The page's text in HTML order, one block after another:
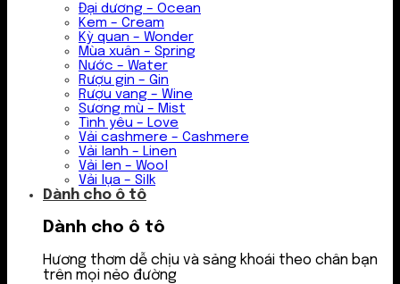
Đại dương – Ocean
Kem – Cream
Kỳ quan – Wonder
Mùa xuân – Spring
Nước – Water
Rượu gin – Gin
Rượu vang – Wine
Sương mù – Mist
Tình yêu – Love
Vải cashmere – Cashmere
Vải lanh – Linen
Vải len – Wool
Vải lụa – Silk
Dành cho ô tô
Dành cho ô tô
Hương thơm dễ chịu và sảng khoái theo chân bạn
trên mọi nẻo đường